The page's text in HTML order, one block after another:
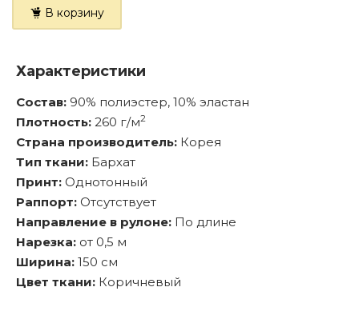
В корзину
Характеристики
Состав: 90% полиэстер, 10% эластан
Плотность: 260 г/м2
Страна производитель: Корея
Тип ткани: Бархат
Принт: Однотонный
Раппорт: Отсутствует
Направление в рулоне: По длине
Нарезка: от 0,5 м
Ширина: 150 см
Цвет ткани: Коричневый